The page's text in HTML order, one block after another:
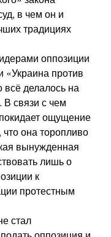
в чем он и
традициях
оппозиции
«Украина против
делалось на
В связи с чем
ощущение
она торопливо
вынужденная
лишь о
к
протестным
стал